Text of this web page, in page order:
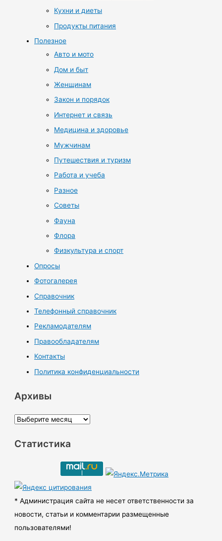
Кухни и диеты
Продукты питания
Полезное
Авто и мото
Дом и быт
Женщинам
Закон и порядок
Интернет и связь
Медицина и здоровье
Мужчинам
Путешествия и туризм
Работа и учеба
Разное
Советы
Фауна
Флора
Физкультура и спорт
Опросы
Фотогалерея
Справочник
Телефонный справочник
Рекламодателям
Правообладателям
Контакты
Политика конфиденциальности
Архивы
А
х
ы
Статистика
* Администрация сайта не несет ответственности за
новости, статьи и комментарии размещенные
пользователями!